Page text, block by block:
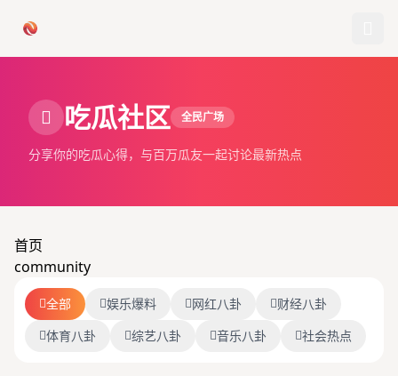
首页
今日爆料
排行榜
社区
吃瓜社区 全民广场
分享你的吃瓜心得，与百万瓜友一起讨论最新热点
首页
community
全部 娱乐爆料 网红八卦
财经八卦
体育八卦
综艺八卦 音乐八卦 社会热点